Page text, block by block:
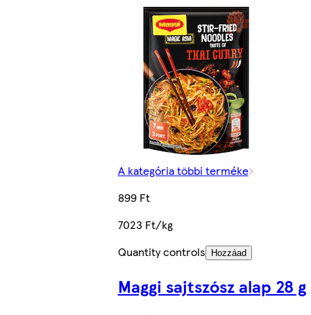
A kategória többi terméke
899 Ft
7023 Ft/kg
Quantity controls
Hozzáad
Maggi sajtszósz alap 28 g